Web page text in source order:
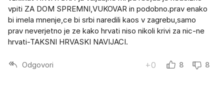
vpiti ZA DOM SPREMNI,VUKOVAR in podobno.prav enako
bi imela mnenje,ce bi srbi naredili kaos v zagrebu,samo
prav neverjetno je ze kako hrvati niso nikoli krivi za nic-ne
hrvati-TAKSNI HRVASKI NAVIJACI.
Odgovori +0 8 8